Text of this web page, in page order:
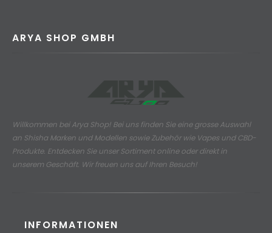
ARYA SHOP GMBH
Willkommen bei Arya Shop! Bei uns finden Sie eine grosse Auswahl
an Shisha Marken und Modellen sowie Zubehör wie Vapes und CBD-
Produkte. Entdecken Sie unser Sortiment online oder direkt in
unserem Geschäft. Wir freuen uns auf Ihren Besuch!
INFORMATIONEN